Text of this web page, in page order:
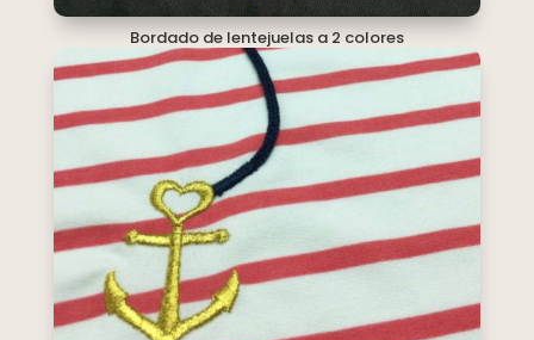
Bordado de lentejuelas a 2 colores